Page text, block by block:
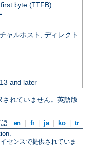
byte (TTFB)
ャルホスト, ディレクト
and later
されていません。英語版
語: en | fr | ja | ko | tr
センスで提供されていま